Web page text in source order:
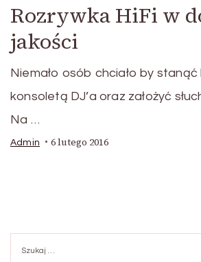
Rozrywka HiFi w
jakości
Niemało osób chciało by stanąć
konsoletą DJ’a oraz założyć
Na …
Admin 6 lutego 2016